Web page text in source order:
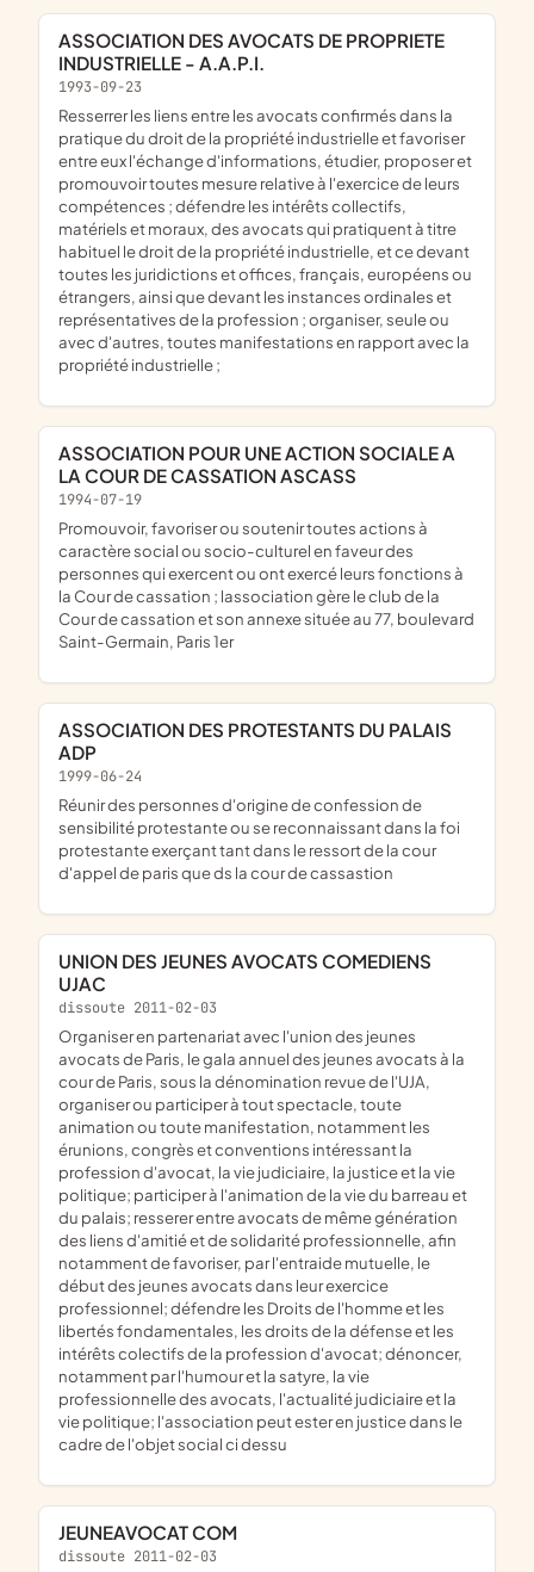
ASSOCIATION DES AVOCATS DE PROPRIETE
INDUSTRIELLE - A.A.P.I.
1993-09-23
resserrer les liens entre les avocats confirmés dans la
pratique du droit de la propriété industrielle et favoriser
entre eux l'échange d'informations, étudier, proposer et
promouvoir toutes mesure relative à l'exercice de leurs
compétences ; défendre les intérêts collectifs,
matériels et moraux, des avocats qui pratiquent à titre
habituel le droit de la propriété industrielle, et ce devant
toutes les juridictions et offices, français, européens ou
étrangers, ainsi que devant les instances ordinales et
représentatives de la profession ; organiser, seule ou
avec d'autres, toutes manifestations en rapport avec la
propriété industrielle ;
ASSOCIATION POUR UNE ACTION SOCIALE A
LA COUR DE CASSATION ASCASS
1994-07-19
promouvoir, favoriser ou soutenir toutes actions à
caractère social ou socio-culturel en faveur des
personnes qui exercent ou ont exercé leurs fonctions à
la Cour de cassation ; lassociation gère le club de la
Cour de cassation et son annexe située au 77, boulevard
Saint-Germain, Paris 1er
ASSOCIATION DES PROTESTANTS DU PALAIS
ADP
1999-06-24
réunir des personnes d'origine de confession de
sensibilité protestante ou se reconnaissant dans la foi
protestante exerçant tant dans le ressort de la cour
d'appel de paris que ds la cour de cassastion
UNION DES JEUNES AVOCATS COMEDIENS
UJAC
dissoute 2011-02-03
organiser en partenariat avec l'union des jeunes
avocats de Paris, le gala annuel des jeunes avocats à la
cour de Paris, sous la dénomination revue de l'UJA,
organiser ou participer à tout spectacle, toute
animation ou toute manifestation, notamment les
érunions, congrès et conventions intéressant la
profession d'avocat, la vie judiciaire, la justice et la vie
politique; participer à l'animation de la vie du barreau et
du palais; resserer entre avocats de même génération
des liens d'amitié et de solidarité professionnelle, afin
notamment de favoriser, par l'entraide mutuelle, le
début des jeunes avocats dans leur exercice
professionnel; défendre les Droits de l'homme et les
libertés fondamentales, les droits de la défense et les
intérêts colectifs de la profession d'avocat; dénoncer,
notamment par l'humour et la satyre, la vie
professionnelle des avocats, l'actualité judiciaire et la
vie politique; l'association peut ester en justice dans le
cadre de l'objet social ci dessu
JEUNEAVOCAT COM
dissoute 2011-02-03